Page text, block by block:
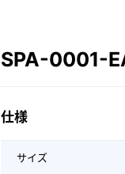
SPA-0001-
仕様
サイズ